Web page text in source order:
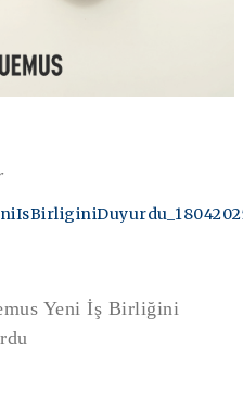
Yeni İş Birliğini